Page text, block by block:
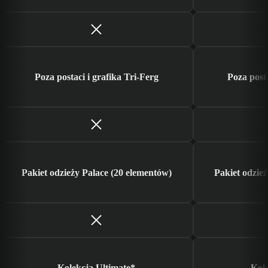
Poza postaci i grafika Tri-Ferg
Pakiet odzieży Palace (20 elementów)
Poza
Pakiet